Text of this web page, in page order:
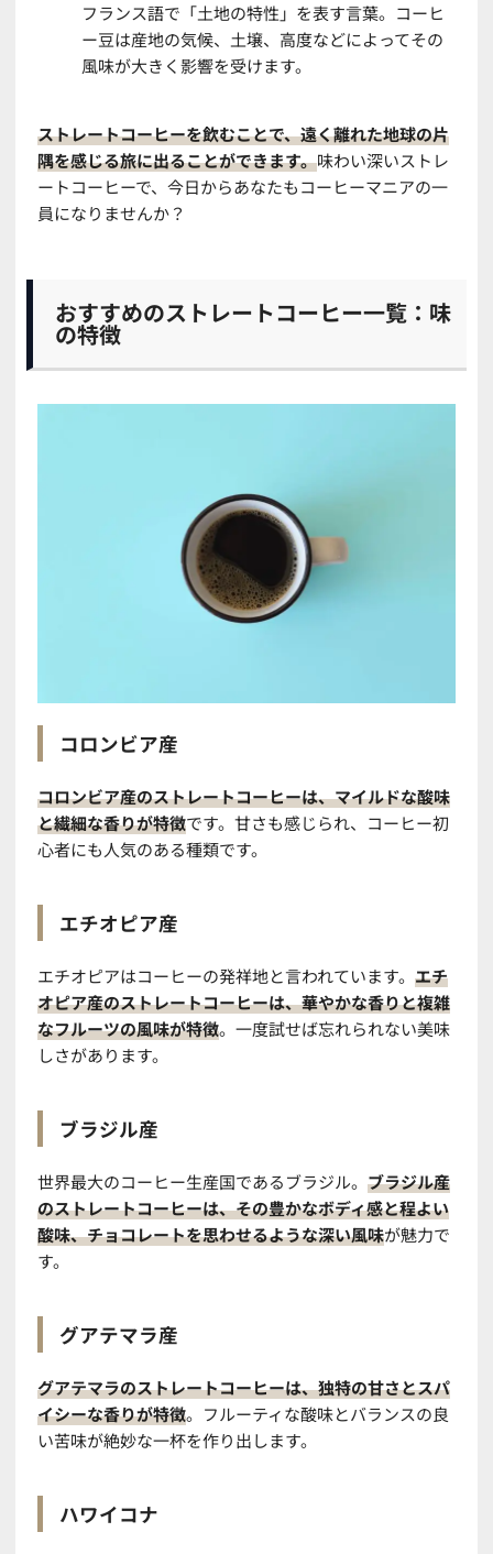
フランス語で「土地の特性」を表す言葉。コーヒ
ー豆は産地の気候、土壌、高度などによってその
風味が大きく影響を受けます。
ストレートコーヒーを飲むことで、遠く離れた地球の片
隅を感じる旅に出ることができます。味わい深いストレ
ートコーヒーで、今日からあなたもコーヒーマニアの一
員になりませんか？
おすすめのストレートコーヒー一覧：味
の特徴
コロンビア産
コロンビア産のストレートコーヒーは、マイルドな酸味
と繊細な香りが特徴です。甘さも感じられ、コーヒー初
心者にも人気のある種類です。
エチオピア産
エチオピアはコーヒーの発祥地と言われています。 エチ
オピア産のストレートコーヒーは、華やかな香りと複雑
なフルーツの風味が特徴。一度試せば忘れられない美味
しさがあります。
ブラジル産
世界最大のコーヒー生産国であるブラジル。 ブラジル産
のストレートコーヒーは、その豊かなボディ感と程よい
酸味、チョコレートを思わせるような深い風味が魅力で
す。
グアテマラ産
グアテマラのストレートコーヒーは、独特の甘さとスパ
イシーな香りが特徴。フルーティな酸味とバランスの良
い苦味が絶妙な一杯を作り出します。
ハワイコナ